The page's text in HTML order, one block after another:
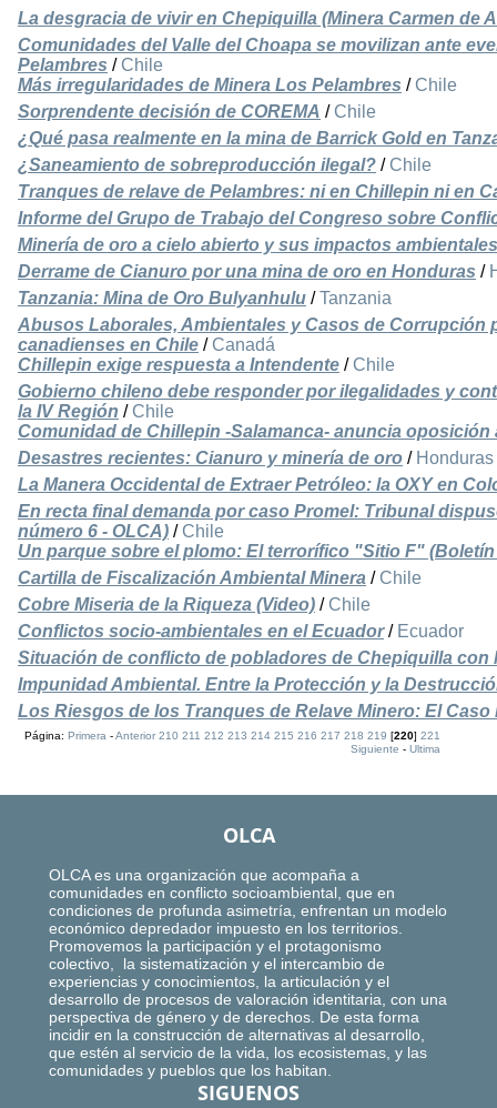
La desgracia de vivir en Chepiquilla (Minera Carmen de
Comunidades del Valle del Choapa se movilizan ante
Pelambres / Chile
Más irregularidades de Minera Los Pelambres / Chile
Sorprendente decisión de COREMA / Chile
¿Qué pasa realmente en la mina de Barrick Gold en
¿Saneamiento de sobreproducción ilegal? / Chile
Tranques de relave de Pelambres: ni en Chillepin ni en
Informe del Grupo de Trabajo del Congreso sobre
Minería de oro a cielo abierto y sus impactos ambientales
Derrame de Cianuro por una mina de oro en Honduras /
Tanzania: Mina de Oro Bulyanhulu /Tanzania
Abusos Laborales, Ambientales y Casos de Corrupción
canadienses en Chile / Canadá
Chillepin exige respuesta a Intendente / Chile
Gobierno chileno debe responder por ilegalidades y
la IV Región / Chile
Comunidad de Chillepin -Salamanca- anuncia oposición
Desastres recientes: Cianuro y minería de oro / Honduras
La Manera Occidental de Extraer Petróleo: la OXY en
En recta final demanda por caso Promel: Tribunal
número 6 - OLCA) / Chile
Un parque sobre el plomo: El terrorífico "Sitio F"
Cartilla de Fiscalización Ambiental Minera / Chile
Cobre Miseria de la Riqueza (Video) / Chile
Conflictos socio-ambientales en el Ecuador/ Ecuador
Situación de conflicto de pobladores de Chepiquilla con
Impunidad Ambiental. Entre la Protección y la
Los Riesgos de los Tranques de Relave Minero: El Caso
Página:Primera -Anterior 210 211 212 213 214 215 216 217 218 219 [220]221
Siguiente -Ultima
OLCA
OLCA es una organización que acompaña a
comunidades en conflicto socioambiental, que en
condiciones de profunda asimetría, enfrentan un modelo
económico depredador impuesto en los territorios.
Promovemos la participación y el protagonismo
colectivo, la sistematización y el intercambio de
experiencias y conocimientos, la articulación y el
desarrollo de procesos de valoración identitaria, con una
perspectiva de género y de derechos. De esta forma
incidir en la construcción de alternativas al desarrollo,
que estén al servicio de la vida, los ecosistemas, y las
comunidades y pueblos que los habitan.
SIGUENOS